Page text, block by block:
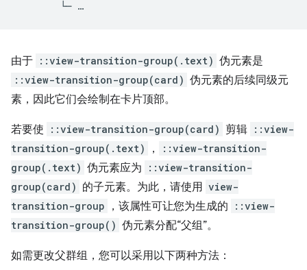
由于 ::view-transition-group(.text) 伪元素是
::view-transition-group(card) 伪元素的后续同级元
素，因此它们会绘制在卡片顶部。
若要使 ::view-transition-group(card) 剪辑 ::view-
transition-group(.text)
，
::view-transition-
group(.text) 伪元素应为
::view-transition-
group(card) 的子元素。为此，请使用 view-
transition-group
，该属性可让您为生成的
::view-
transition-group() 伪元素分配“父组”。
如需更改父群组，您可以采用以下两种方法：